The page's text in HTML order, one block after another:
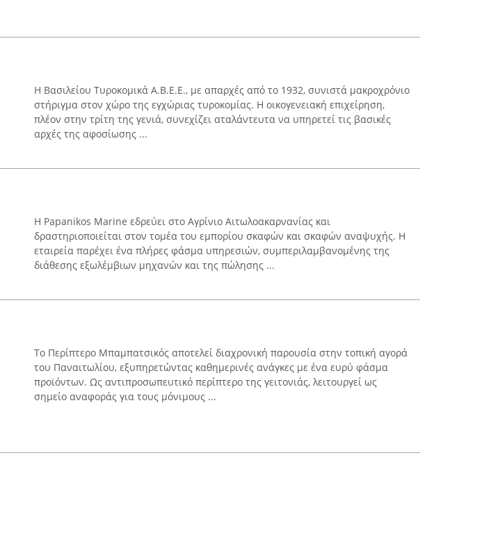
Η Βασιλείου Τυροκομικά Α.Β.Ε.Ε., με απαρχές από το 1932, συνιστά μακροχρόνιο
στήριγμα στον χώρο της εγχώριας τυροκομίας. Η οικογενειακή επιχείρηση,
πλέον στην τρίτη της γενιά, συνεχίζει αταλάντευτα να υπηρετεί τις βασικές
αρχές της αφοσίωσης ...
Η Papanikos Marine εδρεύει στο Αγρίνιο Αιτωλοακαρνανίας και
δραστηριοποιείται στον τομέα του εμπορίου σκαφών και σκαφών αναψυχής. Η
εταιρεία παρέχει ένα πλήρες φάσμα υπηρεσιών, συμπεριλαμβανομένης της
διάθεσης εξωλέμβιων μηχανών και της πώλησης ...
Το Περίπτερο Μπαμπατσικός αποτελεί διαχρονική παρουσία στην τοπική αγορά
του Παναιτωλίου, εξυπηρετώντας καθημερινές ανάγκες με ένα ευρύ φάσμα
προϊόντων. Ως αντιπροσωπευτικό περίπτερο της γειτονιάς, λειτουργεί ως
σημείο αναφοράς για τους μόνιμους ...